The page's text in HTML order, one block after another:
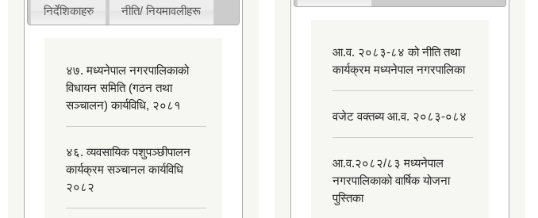
निर्देशिकाहरु नीति/ नियमावलीहरू
४७. मध्यनेपाल नगरपालिकाको
विधायन समिति (गठन तथा
सञ्चालन) कार्यविधि, २०८१
४६. व्यवसायिक पशुपञ्छीपालन
कार्यक्रम सञ्चानल कार्यविधि
२०८२
आ.व. २०८३-८४ को नीति तथा
कार्यक्रम मध्यनेपाल नगरपालिका
वजेट वक्तब्य आ.व. २०८३-०८४
आ.व.२०८२/८३ मध्यनेपाल
नगरपालिकाको वार्षिक योजना
पुस्तिका